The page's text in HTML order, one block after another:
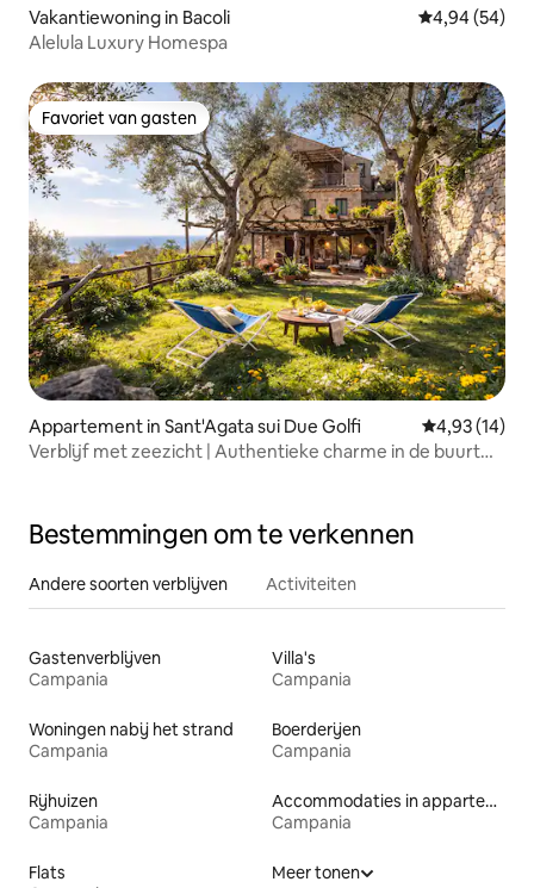
Vakantiewoning in Bacoli Gemiddelde
4,94 (54)
Alelula Luxury Homespa
Favoriet van gasten
Favoriet van gasten
Appartement in Sant'Agata sui Due Golfi Gemiddelde
4,93 (14)
Verblijf met zeezicht | Authentieke charme in de buurt
Bestemmingen om te verkennen
Andere soorten verblijven Activiteiten
Gastenverblijven
Campania
Villa's
Campania
Woningen nabij het strand
Campania
Boerderijen
Campania
Rijhuizen
Campania
Accommodaties in appartementen met diensten
Campania
Flats
Meer tonen